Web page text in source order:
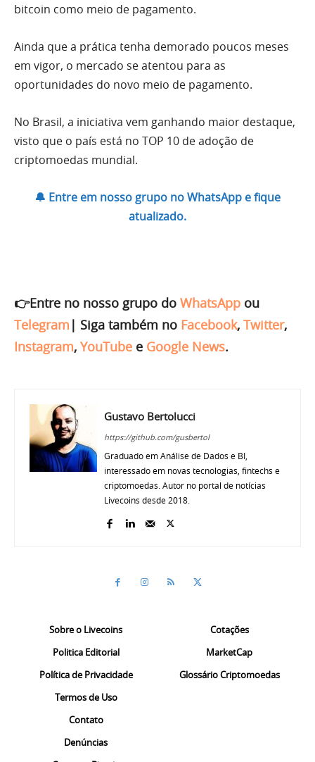
bitcoin como meio de pagamento.
Ainda que a prática tenha demorado poucos meses
em vigor, o mercado se atentou para as
oportunidades do novo meio de pagamento.
No Brasil, a iniciativa vem ganhando maior destaque,
visto que o país está no TOP 10 de adoção de
criptomoedas mundial.
🔔 Entre em nosso grupo no WhatsApp e fique
atualizado.
👉Entre no nosso grupo do WhatsApp ou
Telegram | Siga também no Facebook, Twitter,
Instagram, YouTube e Google News.
Gustavo Bertolucci
https://github.com/gusbertol
Graduado em Análise de Dados e BI,
interessado em novas tecnologias, fintechs e
criptomoedas. Autor no portal de notícias
Livecoins desde 2018.
Sobre o Livecoins
Politica Editorial
Política de Privacidade
Termos de Uso
Contato
Denúncias
Cotações
MarketCap
Glossário Criptomoedas